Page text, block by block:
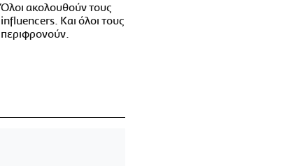
Όλοι ακολουθούν τους
influencers. Και όλοι τους
περιφρονούν.